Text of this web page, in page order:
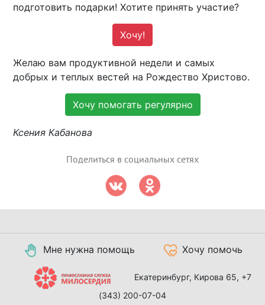
подготовить подарки! Хотите принять участие?
Хочу!
Желаю вам продуктивной недели и самых
добрых и теплых вестей на Рождество Христово.
Хочу помогать регулярно
Ксения Кабанова
Поделиться в социальных сетях
Мне нужна помощь Хочу помочь
Екатеринбург, Кирова 65, +7
(343) 200-07-04